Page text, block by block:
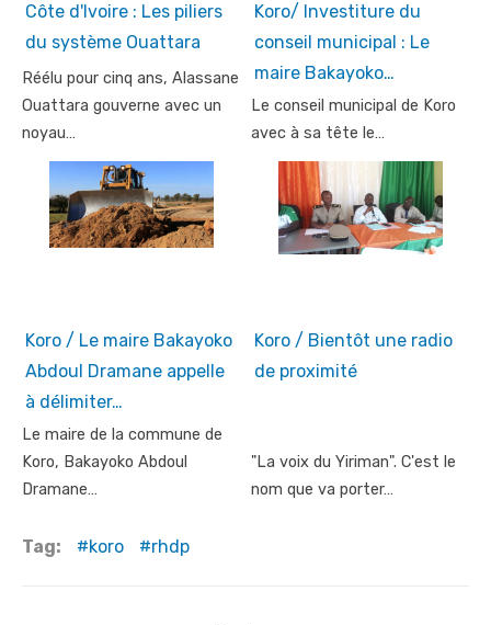
Côte d'Ivoire : Les piliers
du système Ouattara
Réélu pour cinq ans, Alassane
Ouattara gouverne avec un
noyau…
Koro/ Investiture du
conseil municipal : Le
maire Bakayoko…
Le conseil municipal de Koro
avec à sa tête le…
Koro / Le maire Bakayoko
Abdoul Dramane appelle
à délimiter…
Le maire de la commune de
Koro, Bakayoko Abdoul
Dramane…
Koro / Bientôt une radio
de proximité
"La voix du Yiriman". C'est le
nom que va porter…
Tag: koro rhdp